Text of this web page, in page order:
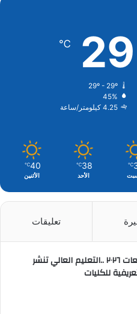
29
℃
29º - 29º
45%
4.25 كيلومتر/ساعة
℃
38
℃
الأحد
40
℃
الأثنين
تعليقات
تنسيق الجامعات ٢٠٢٦ ..التعليم العالي تنشر
للكليات